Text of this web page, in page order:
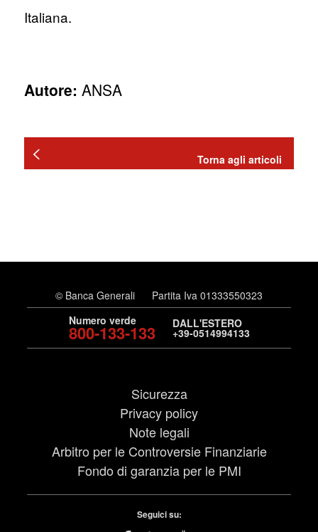
Italiana.
Autore: ANSA
Torna agli articoli
© Banca Generali
Partita Iva 01333550323
Numero verde
800-133-133 DALL'ESTERO
+39-0514994133
Sicurezza
Privacy policy
Note legali
Arbitro per le Controversie Finanziarie
Fondo di garanzia per le PMI
Seguici su: